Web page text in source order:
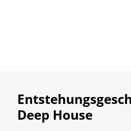
Deep House